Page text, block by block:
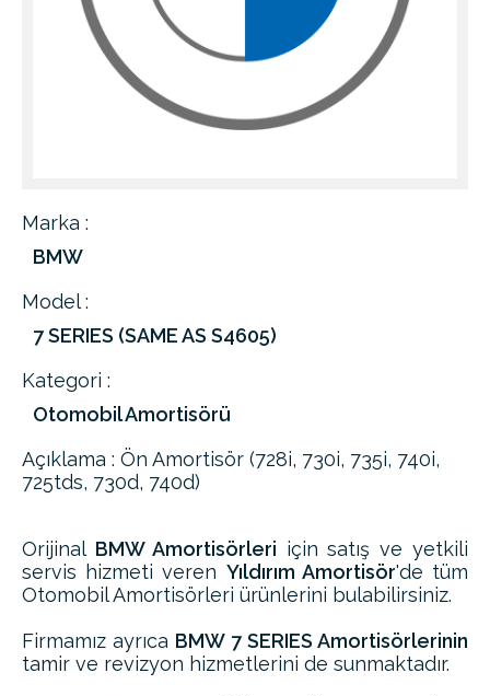
Marka :
BMW
Model :
7 SERIES (SAME AS S4605)
Kategori :
Otomobil Amortisörü
Açıklama : Ön Amortisör (728i, 730i, 735i, 740i,
725tds, 730d, 740d)
Orijinal BMW Amortisörleri için satış ve yetkili
servis hizmeti veren Yıldırım Amortisör'de tüm
Otomobil Amortisörleri ürünlerini bulabilirsiniz.
Firmamız ayrıca BMW 7 SERIES Amortisörlerinin
tamir ve revizyon hizmetlerini de sunmaktadır.